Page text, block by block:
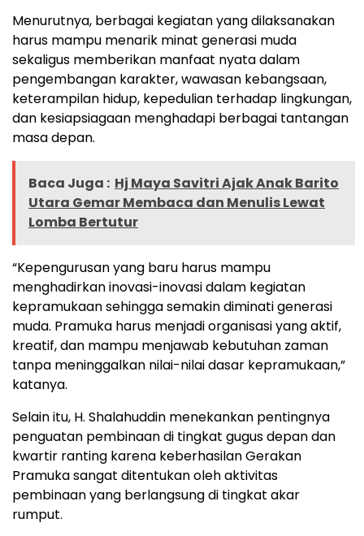
Menurutnya, berbagai kegiatan yang dilaksanakan
harus mampu menarik minat generasi muda
sekaligus memberikan manfaat nyata dalam
pengembangan karakter, wawasan kebangsaan,
keterampilan hidup, kepedulian terhadap lingkungan,
dan kesiapsiagaan menghadapi berbagai tantangan
masa depan.
Baca Juga : Hj Maya Savitri Ajak Anak Barito
Utara Gemar Membaca dan Menulis Lewat
Lomba Bertutur
“Kepengurusan yang baru harus mampu
menghadirkan inovasi-inovasi dalam kegiatan
kepramukaan sehingga semakin diminati generasi
muda. Pramuka harus menjadi organisasi yang aktif,
kreatif, dan mampu menjawab kebutuhan zaman
tanpa meninggalkan nilai-nilai dasar kepramukaan,”
katanya.
Selain itu, H. Shalahuddin menekankan pentingnya
penguatan pembinaan di tingkat gugus depan dan
kwartir ranting karena keberhasilan Gerakan
Pramuka sangat ditentukan oleh aktivitas
pembinaan yang berlangsung di tingkat akar
rumput.